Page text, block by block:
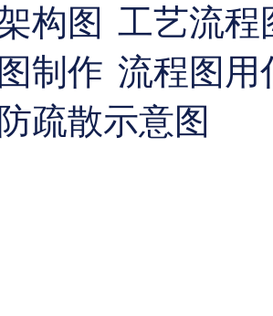
构图 工艺流
制作 流程图
疏散示意图